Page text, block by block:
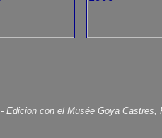
- Edicion con el Musée Goya Castres,